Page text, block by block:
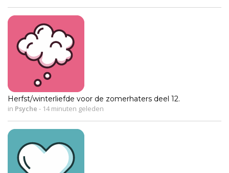
Herfst/winterliefde voor de zomerhaters deel 12.
in Psyche - 14 minuten geleden